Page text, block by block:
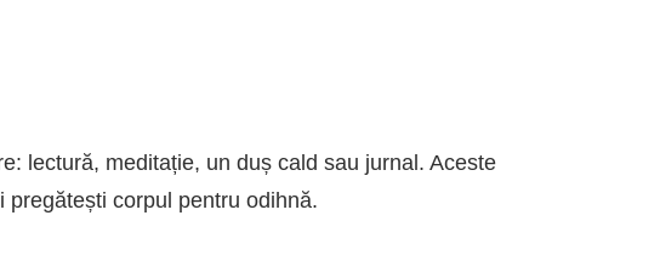
lectură, meditație, un duș cald sau jurnal. Aceste
corpul pentru odihnă.